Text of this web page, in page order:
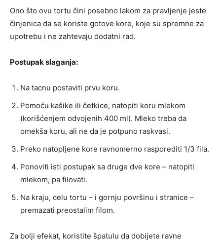
Ono što ovu tortu čini posebno lakom za pravljenje jeste
činjenica da se koriste gotove kore, koje su spremne za
upotrebu i ne zahtevaju dodatni rad.
Postupak slaganja:
Na tacnu postaviti prvu koru.
Pomoću kašike ili četkice, natopiti koru mlekom
(korišćenjem odvojenih 400 ml). Mleko treba da
omekša koru, ali ne da je potpuno raskvasi.
Preko natopljene kore ravnomerno rasporediti 1/3 fila.
Ponoviti isti postupak sa druge dve kore – natopiti
mlekom, pa filovati.
Na kraju, celu tortu – i gornju površinu i stranice –
premazati preostalim filom.
Za bolji efekat, koristite špatulu da dobijete ravne